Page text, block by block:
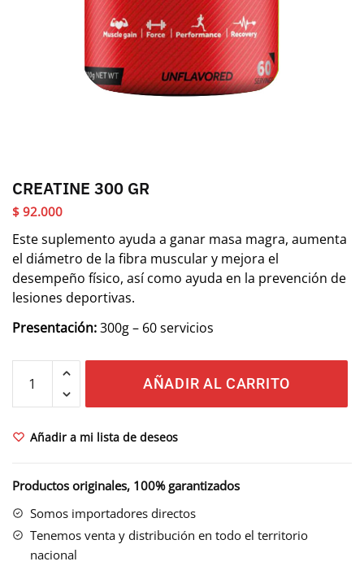
CREATINE 300 GR
$ 92.000
Este suplemento ayuda a ganar masa magra, aumenta
el diámetro de la fibra muscular y mejora el
desempeño físico, así como ayuda en la prevención de
lesiones deportivas.
Presentación:300g – 60 servicios
CREATINE
300
GR
AÑADIR AL CARRITO
Añadir a mi lista de deseos
Productos originales, 100% garantizados
Somos importadores directos
Tenemos venta y distribución en todo el territorio
nacional